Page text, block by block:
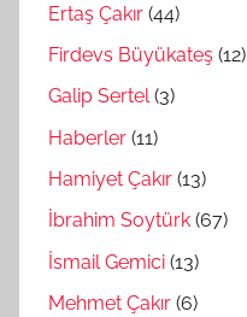
Ertaş Çakır (44)
Firdevs Büyükateş (12)
Galip Sertel(3)
Haberler (11)
Hamiyet Çakır (13)
İbrahim Soytürk (67)
İsmail Gemici (13)
Mehmet Çakır (6)